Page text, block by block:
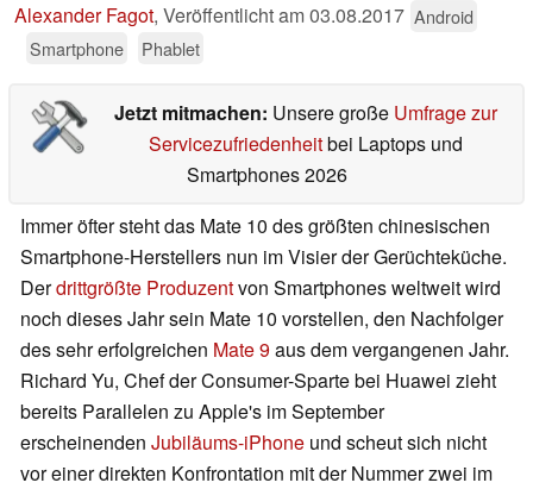
Alexander Fagot, Veröffentlicht am03.08.2017 Android
Smartphone
Phablet
Jetzt mitmachen: Unsere große Umfrage zur
Servicezufriedenheitbei Laptops und
Smartphones 2026
Immer öfter steht das Mate 10 des größten chinesischen
Smartphone-Herstellers nun im Visier der Gerüchteküche.
Derdrittgrößte Produzentvon Smartphones weltweit wird
noch dieses Jahr sein Mate 10 vorstellen, den Nachfolger
des sehr erfolgreichen Mate 9aus dem vergangenen Jahr.
Richard Yu, Chef der Consumer-Sparte bei Huawei zieht
bereits Parallelen zu Apple's im September
erscheinenden Jubiläums-iPhone und scheut sich nicht
vor einer direkten Konfrontation mit der Nummer zwei im